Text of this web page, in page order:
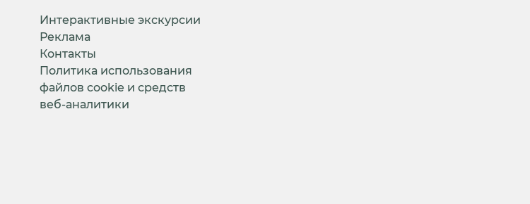
Интерактивные экскурсии
Реклама
Контакты
Политика использования
файлов cookie и средств
веб-аналитики